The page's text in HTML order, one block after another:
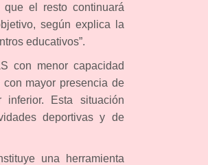
el resto continuará
según explica la
educativos”.
con menor capacidad
mayor presencia de
Esta situación
deportivas y de
una herramienta